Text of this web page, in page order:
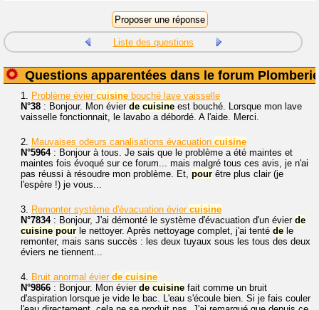
Liste des questions
Questions apparentées dans le forum Plomberie
1. Problème évier cuisine bouché lave vaisselle
N°38 : Bonjour. Mon évier de cuisine est bouché. Lorsque mon lave
vaisselle fonctionnait, le lavabo a débordé. A l'aide. Merci.
2. Mauvaises odeurs canalisations évacuation cuisine
N°5964: Bonjour à tous. Je sais que le problème a été maintes et
maintes fois évoqué sur ce forum... mais malgré tous ces avis, je n'ai
pas réussi à résoudre mon problème. Et, pour être plus clair (je
l'espère !) je vous...
3. Remonter système d'évacuation évier cuisine
N°7834: Bonjour, J'ai démonté le système d'évacuation d'un évier de
cuisine pour le nettoyer. Après nettoyage complet, j'ai tenté de le
remonter, mais sans succès : les deux tuyaux sous les tous des deux
éviers ne tiennent...
4. Bruit anormal évier de cuisine
N°9866 : Bonjour. Mon évier de cuisine fait comme un bruit
d'aspiration lorsque je vide le bac. L'eau s'écoule bien. Si je fais couler